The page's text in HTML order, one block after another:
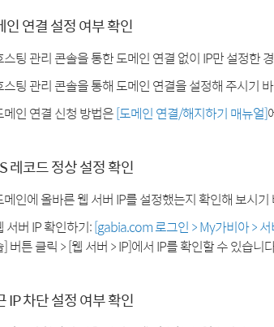
인 연결 설정 여부 확인
스팅 관리 콘솔을 통한 도메인 연결 없이 IP만 설정한
스팅 관리 콘솔을 통해 도메인 연결을 설정해 주시기
메인 연결 신청 방법은[도메인 연결/해지하기 매뉴얼]
레코드 정상 설정 확인
메인에 올바른 웹 서버 IP를 설정했는지 확인해 보시기
서버 IP 확인하기:[gabia.com 로그인 > My가비아 >
] 버튼 클릭 > [웹 서버 > IP]에서 IP를 확인할 수 있습니
IP 차단 설정 여부 확인